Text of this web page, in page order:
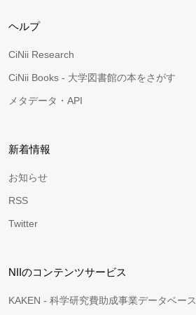
ヘルプ
CiNii Research
CiNii Books - 大学図書館の本をさがす
メタデータ・API
新着情報
お知らせ
RSS
Twitter
NIIのコンテンツサービス
KAKEN - 科学研究費助成事業データベース